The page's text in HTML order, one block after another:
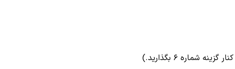
شماره ۶ بگذارید.)